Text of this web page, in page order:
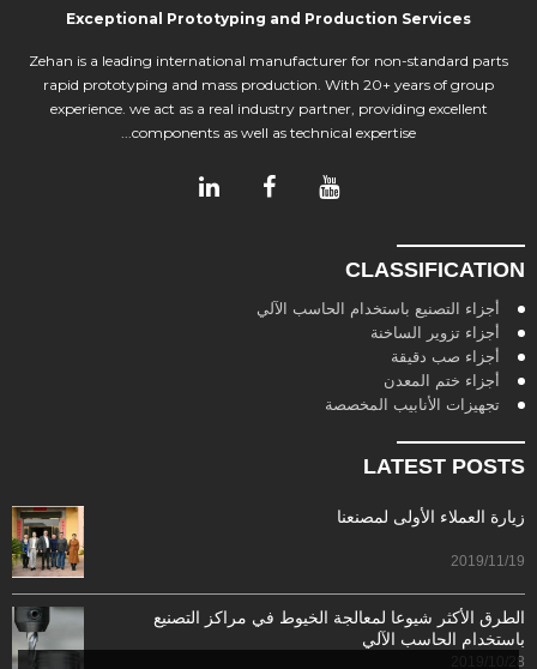
Exceptional Prototyping and Production Services
Zehan is a leading international manufacturer for non-standard parts
rapid prototyping and mass production. With 20+ years of group
experience. we act as a real industry partner, providing excellent
components as well as technical expertise...
CLASSIFICATION
أجزاء التصنيع باستخدام الحاسب الآلي
أجزاء تزوير الساخنة
أجزاء صب دقيقة
أجزاء ختم المعدن
تجهيزات الأنابيب المخصصة
LATEST POSTS
زيارة العملاء الأولى لمصنعنا
2019/11/19
الطرق الأكثر شيوعا لمعالجة الخيوط في مراكز التصنيع
باستخدام الحاسب الآلي
2019/10/28